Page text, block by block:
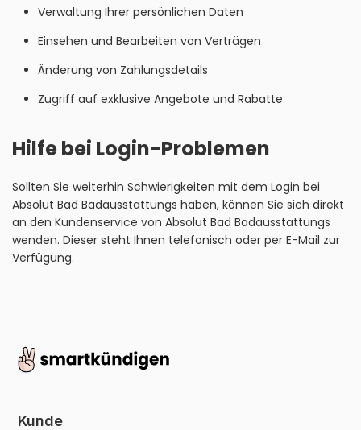
Verwaltung Ihrer persönlichen Daten
Einsehen und Bearbeiten von Verträgen
Änderung von Zahlungsdetails
Zugriff auf exklusive Angebote und Rabatte
Hilfe bei Login-Problemen
Sollten Sie weiterhin Schwierigkeiten mit dem Login bei
Absolut Bad Badausstattungs haben, können Sie sich direkt
an den Kundenservice von Absolut Bad Badausstattungs
wenden. Dieser steht Ihnen telefonisch oder per E-Mail zur
Verfügung.
Kunde